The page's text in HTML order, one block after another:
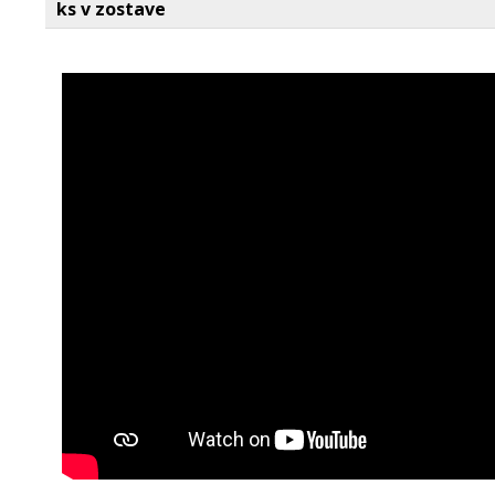
ks v zostave